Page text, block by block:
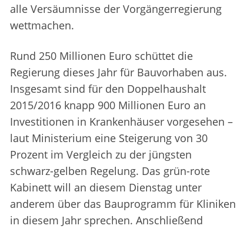
alle Versäumnisse der Vorgängerregierung
wettmachen.
Rund 250 Millionen Euro schüttet die
Regierung dieses Jahr für Bauvorhaben aus.
Insgesamt sind für den Doppelhaushalt
2015/2016 knapp 900 Millionen Euro an
Investitionen in Krankenhäuser vorgesehen –
laut Ministerium eine Steigerung von 30
Prozent im Vergleich zu der jüngsten
schwarz-gelben Regelung. Das grün-rote
Kabinett will an diesem Dienstag unter
anderem über das Bauprogramm für Kliniken
in diesem Jahr sprechen. Anschließend